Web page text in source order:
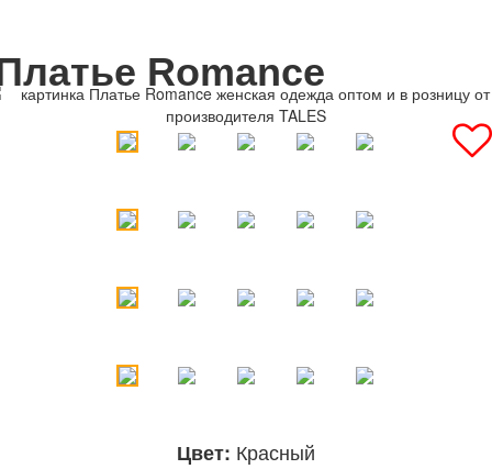
Romance
Цвет: Красный